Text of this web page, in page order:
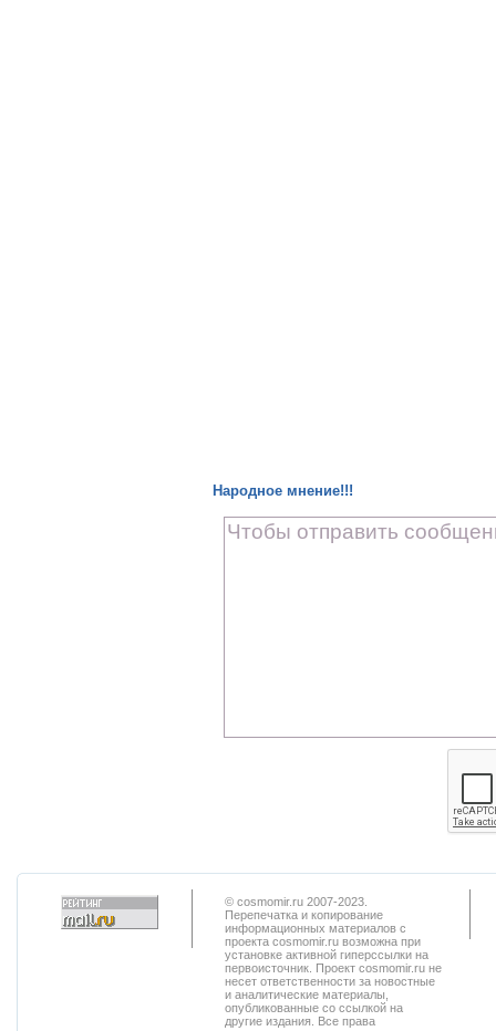
Народное мнение!!!
© cosmomir.ru 2007-2023.
Перепечатка и копирование
информационных материалов с
проекта cosmomir.ru возможна при
установке активной гиперссылки на
первоисточник. Проект cosmomir.ru не
несет ответственности за новостные
и аналитические материалы,
опубликованные со ссылкой на
другие издания. Все права